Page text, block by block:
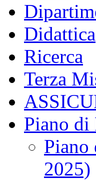
Didattica
Ricerca
Terza
Piano di
Piano
2025)